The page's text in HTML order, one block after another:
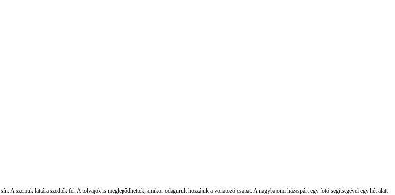
A szemük láttára szedték fel. A tolvajok is meglepődhettek, amikor odagurult hozzájuk a vonatozó csapat. A nagybajomi házaspárt egy fotó segítségével egy hét alatt